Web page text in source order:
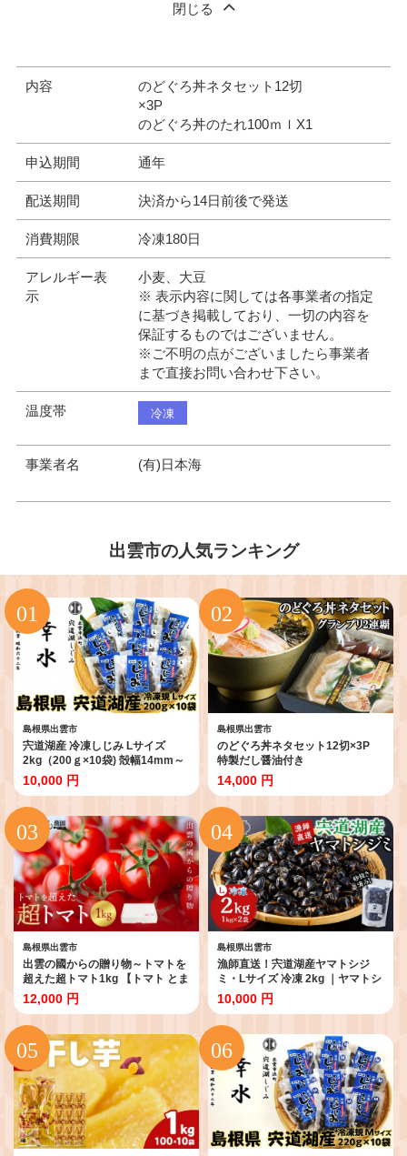
閉じる
内容
のどぐろ丼ネタセット12切
×3P
のどぐろ丼のたれ100ｍｌX1
申込期間 通年
配送期間 決済から14日前後で発送
消費期限 冷凍180日
アレルギー表
示
小麦、大豆
※ 表示内容に関しては各事業者の指定
に基づき掲載しており、一切の内容を
保証するものではございません。
※ご不明の点がございましたら事業者
まで直接お問い合わせ下さい。
温度帯 冷凍
事業者名 (有)日本海
出雲市の人気ランキング
島根県出雲市
宍道湖産 冷凍しじみ Lサイズ
2kg（200ｇ×10袋) 殻幅14mm～
16mm ｜しじみ 小分け 個包装 砂
抜き済 冷凍 貝 詰め合わせ お取り
寄せ グルメ kai cai 栄養 料理 調理
レシピ 蜆 島根県 出雲市
10,000 円
島根県出雲市
のどぐろ丼ネタセット12切×3P
特製だし醤油付き
14,000 円
島根県出雲市
出雲の國からの贈り物～トマトを
超えた超トマト1kg 【トマト とま
と 野菜 やさい 新鮮 産地直送 贈答
出雲 出雲市 おすすめ 人気】
12,000 円
島根県出雲市
漁師直送！宍道湖産ヤマトシジ
ミ・Lサイズ 冷凍 2kg ｜ヤマトシ
ジミ 宍道湖産 しじみ 蜆 貝 冷凍
味噌汁 しじみ汁 砂抜き 大粒 奥宇
賀屋 ふるさと納税 人気 おすすめ
出雲市
10,000 円